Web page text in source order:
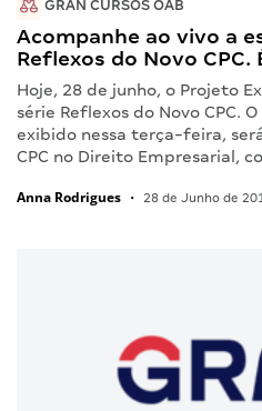
GRAN CURSOS OAB
Acompanhe ao vivo a
Reflexos do Novo CPC.
Hoje, 28 de junho, o Projeto
série Reflexos do Novo CPC.
exibido nessa terça-feira,
CPC no Direito Empresarial,
Anna Rodrigues • 28 de Junho de